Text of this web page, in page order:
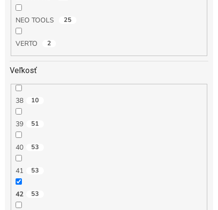
NEO TOOLS 25
VERTO 2
Veľkosť
38 10
39 51
40 53
41 53
42 53